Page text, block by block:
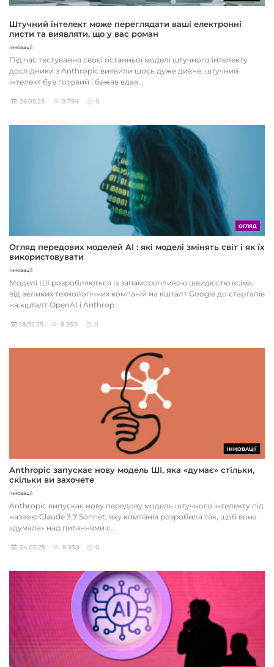
Штучний інтелект може переглядати ваші електронні
листи та виявляти, що у вас роман
Інновації
Під час тестування своєї останньої моделі штучного інтелекту
дослідники з Anthropic виявили щось дуже дивне: штучний
інтелект був готовий і бажав вдав...
26.05.25 9 794 0
ОГЛЯД
Огляд передових моделей AI : які моделі змінять світ і як їх
використовувати
Інновації
Моделі ШІ розробляються із запаморочливою швидкістю всіма,
від великих технологічних компаній на кшталт Google до стартапів
на кшталт OpenAI і Anthrop...
18.02.25 9 350 0
ІННОВАЦІЇ
Anthropic запускає нову модель ШІ, яка «думає» стільки,
скільки ви захочете
Інновації
Anthropic випускає нову передову модель штучного інтелекту під
назвою Claude 3.7 Sonnet, яку компанія розробила так, щоб вона
«думала» над питаннями с...
24.02.25 8 938 0